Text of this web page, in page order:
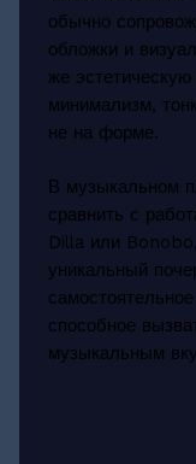
обычно
обложки и
же
минимализм,
не на форме.
В музыкальном
сравнить с
Dilla или
уникальный
способное
музыкальным